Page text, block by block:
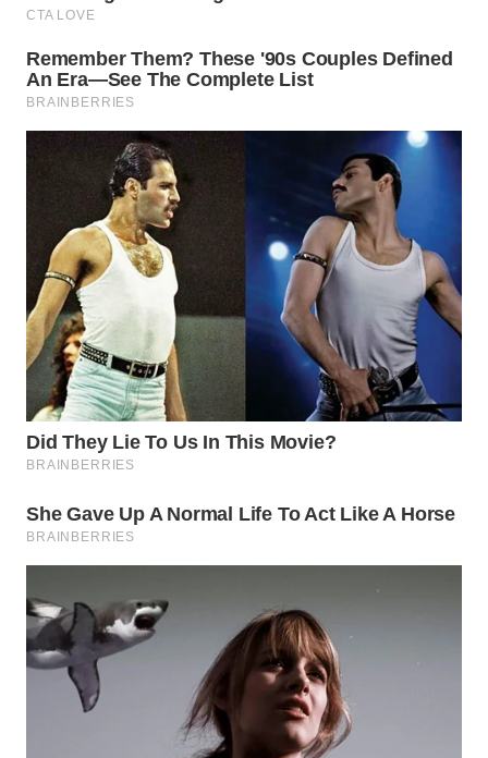
Wahana
Group
WAHANA
NEWS
WAHANA
WAHANA
ADVOKAT
WAHANA
INFRASTRUKTUR
WAHANA
KONSUMEN
WAHANA
LISTRIK
TRAVEL
WAHANA
TV